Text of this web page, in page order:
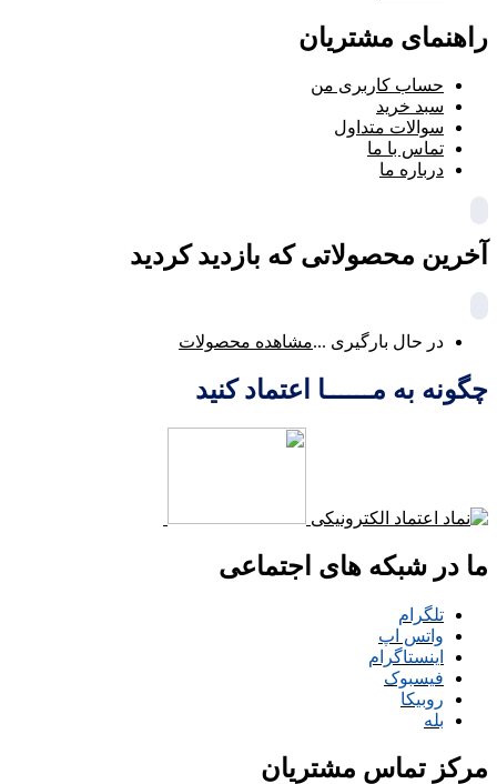
راهنمای مشتریان
حساب کاربری من
سبد خرید
سوالات متداول
تماس با ما
درباره ما
آخرین محصولاتی که بازدید کردید
در حال بارگیری ...مشاهده محصولات
چگونه به مــــــا اعتماد کنید
ما در شبکه های اجتماعی
تلگرام
واتس اپ
اینستاگرام
فیسبوک
روبیکا
بله
مرکز تماس مشتریان